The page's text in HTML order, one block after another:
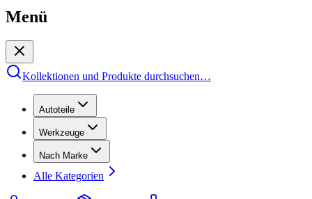
Menü
Kollektionen und Produkte durchsuchen…
Autoteile
Werkzeuge
Nach Marke
Alle Kategorien